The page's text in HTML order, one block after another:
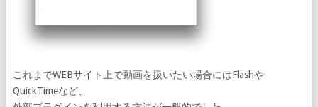
これまでWEBサイト上で動画を扱いたい場合にはFlashや
QuickTimeなど、